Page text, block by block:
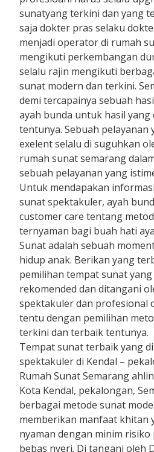
sunatyang terkini dan yang
saja dokter pras selaku
menjadi operator di rumah
mengikuti perkembangan
selalu rajin mengikuti
sunat modern dan terkini.
demi tercapainya sebuah
ayah bunda untuk hasil
tentunya. Sebuah pelayanan
exelent selalu di suguhkan
rumah sunat semarang
sebuah pelayanan yang
Untuk mendapakan
sunat spektakuler, ayah
customer care tentang
ternyaman bagi buah hati
Sunat adalah sebuah
hidup anak. Berikan yang
pemilihan tempat sunat
rekomended dan ditangani
spektakuler dan profesional
tentu dengan pemilihan
terkini dan terbaik tentunya.
Tempat sunat terbaik yang
spektakuler di Kendal –
Rumah Sunat Semarang
Kota Kendal, pekalongan,
berbagai metode sunat
memberikan manfaat khitan
nyaman dengan minim
bebas nyeri. Di tangani oleh